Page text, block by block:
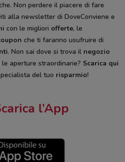
Non perdere il piacere di fare
alla newsletter di DoveConviene e
con le migliori offerte, le
che ti faranno usufruire di
. Non sai dove si trova il negozio
aperture straordinarie? Scarica qui
del tuo risparmio!
l’App